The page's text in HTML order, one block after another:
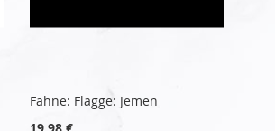
Fahne: Flagge: Jemen